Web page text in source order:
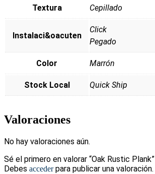
Textura Cepillado
Instalaci&oacuten
Click
Pegado
Color Marrón
Stock Local Quick Ship
Valoraciones
No hay valoraciones aún.
Sé el primero en valorar “Oak Rustic Plank”
Debes accederpara publicar una valoración.